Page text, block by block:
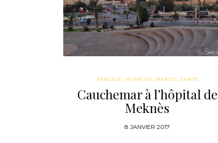
AFRIQUE, HUMEUR, MAROC, SANTÉ
Cauchemar à l’hôpital de
Meknès
8 JANVIER 2017